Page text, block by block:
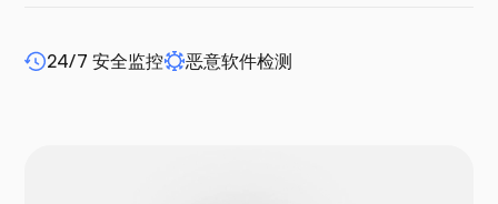
24/7 安全监控 恶意软件检测